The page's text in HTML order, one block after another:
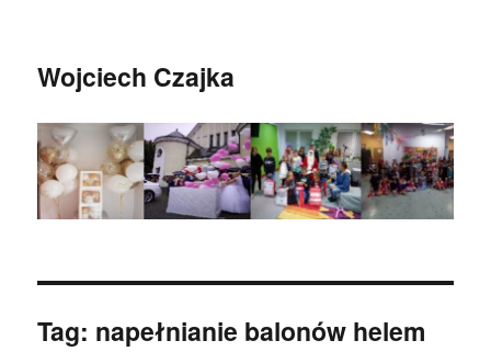
Wojciech Czajka
Tag: napełnianie balonów helem